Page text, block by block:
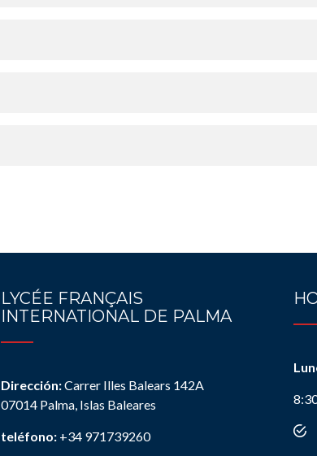
LYCÉE FRANÇAIS
INTERNATIONAL DE PALMA
Dirección:Carrer Illes Balears 142A
07014 Palma, Islas Baleares
teléfono: +34 971739260